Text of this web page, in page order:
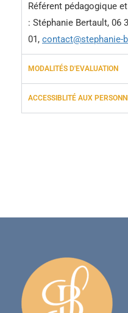
Référent pédagogique
: Stéphanie Bertault, 06
01, contact@stephanie-
MODALITÉS D'EVALUATION
ACCESSIBLITÉ AUX